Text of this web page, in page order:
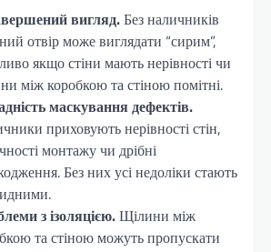
вигляд.Без наличників
отвір може виглядати “сирим”,
якщо стіни мають нерівності чи
між коробкою та стіною помітні.
маскування дефектів.
приховують нерівності стін,
монтажу чи дрібні
Без них усі недоліки стають
з ізоляцією.Щілини між
та стіною можуть пропускати